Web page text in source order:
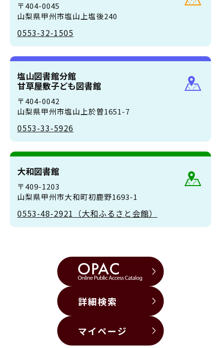
〒404-0045
山梨県甲州市塩山上塩後240
0553-32-1505
塩山図書館分館
甘草屋敷子ども図書館
〒404-0042
山梨県甲州市塩山上於曽1651-7
0553-33-5926
大和図書館
〒409-1203
山梨県甲州市大和町初鹿野1693-1
0553-48-2921（大和ふるさと会館）
詳細検索
マイページ